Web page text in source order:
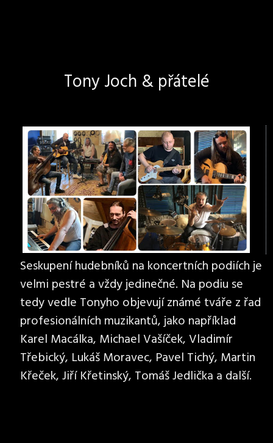
Tony Joch & přátelé
Seskupení hudebníků na koncertních podiích je
velmi pestré a vždy jedinečné. Na podiu se
tedy vedle Tonyho objevují známé tváře z řad
profesionálních muzikantů, jako například
Karel Macálka, Michael Vašíček, Vladimír
Třebický, Lukáš Moravec, Pavel Tichý, Martin
Křeček, Jiří Křetinský, Tomáš Jedlička a další.